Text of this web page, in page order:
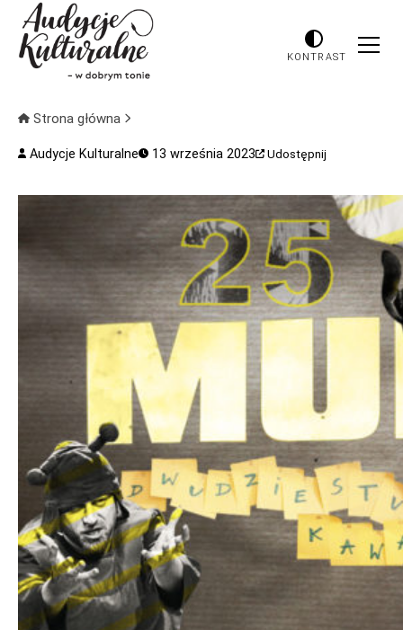
KONTRAST
Strona główna
Audycje Kulturalne 13 września 2023 Udostępnij